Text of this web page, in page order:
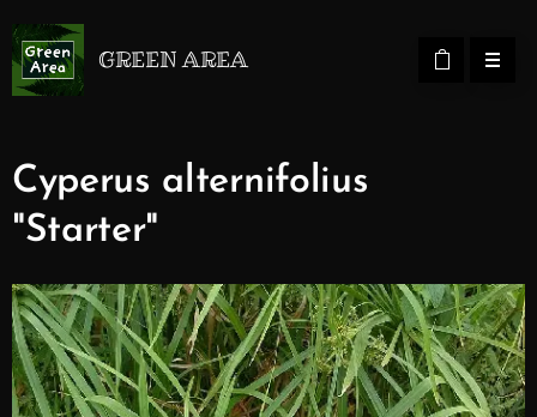
GREEN AREA
Cyperus alternifolius
"Starter"